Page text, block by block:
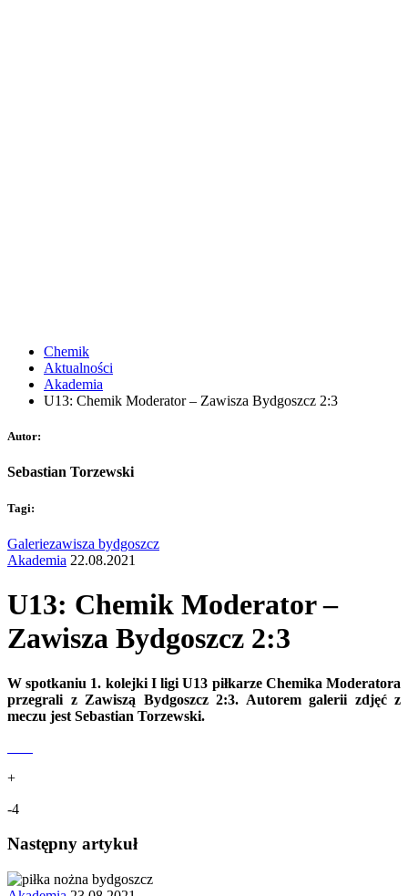
Chemik
Aktualności
Akademia
U13: Chemik Moderator – Zawisza Bydgoszcz 2:3
Autor:
Sebastian Torzewski
Tagi:
Galeriezawisza bydgoszcz
Akademia 22.08.2021
U13: Chemik Moderator –
Zawisza Bydgoszcz 2:3
W spotkaniu 1. kolejki I ligi U13 piłkarze Chemika Moderatora
przegrali z Zawiszą Bydgoszcz 2:3. Autorem galerii zdjęć z
meczu jest Sebastian Torzewski.
+
-4
Następny artykuł